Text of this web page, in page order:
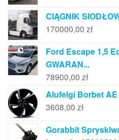
CIĄGNIK
170000,00 zł
Ford Escape 1,5
GWARAN...
78900,00 zł
Alufelgi Borbet AE
3608,00 zł
Gorabbit